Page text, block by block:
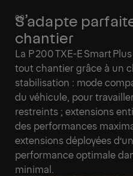
S’adapte
chantier
La P 200 TXE-E Smart
tout chantier grâce à un
stabilisation : mode
du véhicule, pour
restreints ; extensions
des performances
extensions déployées
performance optimale
minimal.